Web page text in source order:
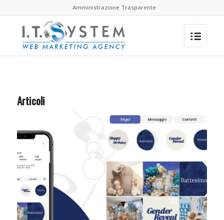
Amministrazione Trasparente
Articoli